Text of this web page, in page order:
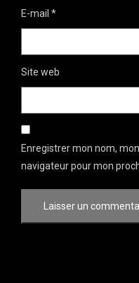
E-mail *
Site web
Enregistrer mon nom,
navigateur pour mon